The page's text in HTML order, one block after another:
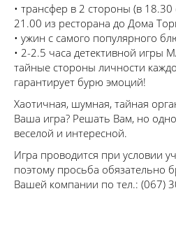
• трансфер в 2 стороны (в
21.00 из ресторана до Дома
• ужин с самого популярного
• 2-2.5 часа детективной игры
тайные стороны личности
гарантирует бурю эмоций!
Хаотичная, шумная, тайная
Ваша игра? Решать Вам, но
веселой и интересной.
Игра проводится при условии
поэтому просьба обязательно
Вашей компании по тел.: (067)